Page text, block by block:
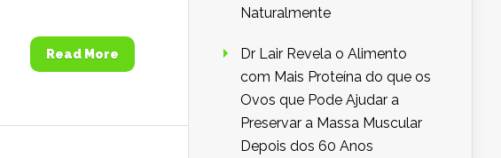
Read More
Naturalmente
Dr Lair Revela o Alimento
com Mais Proteína do que os
Ovos que Pode Ajudar a
Preservar a Massa Muscular
Depois dos 60 Anos